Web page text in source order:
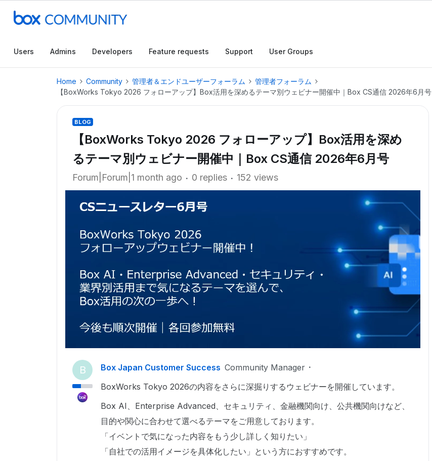
Users Admins Developers Feature requests Support User Groups
Home Community 管理者＆エンドユーザーフォーラム
管理者フォーラム
【BoxWorks Tokyo 2026 フォローアップ】Box活用を深めるテーマ別ウェビナー開催中｜Box CS通信 2026年6月号
BLOG
【BoxWorks Tokyo 2026 フォローアップ】Box活用を深め
るテーマ別ウェビナー開催中｜Box CS通信 2026年6月号
Forum|Forum|1 month ago 0 replies 152 views
B Box Japan Customer Success Community Manager
BoxWorks Tokyo 2026の内容をさらに深掘りするウェビナーを開催しています。
Box AI、Enterprise Advanced、セキュリティ、金融機関向け、公共機関向けなど、
目的や関心に合わせて選べるテーマをご用意しております。
「イベントで気になった内容をもう少し詳しく知りたい」
「自社での活用イメージを具体化したい」という方におすすめです。